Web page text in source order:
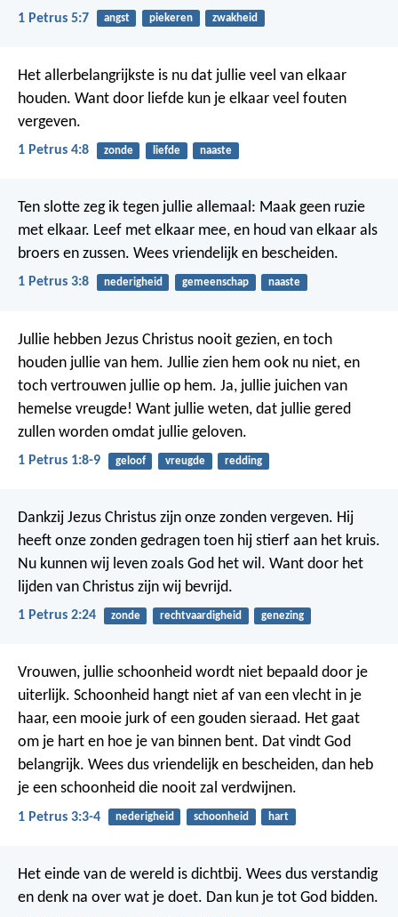
1 Petrus 5:7 angst piekeren zwakheid
Het allerbelangrijkste is nu dat jullie veel van elkaar
houden. Want door liefde kun je elkaar veel fouten
vergeven.
1 Petrus 4:8 zonde liefde naaste
Ten slotte zeg ik tegen jullie allemaal: Maak geen ruzie
met elkaar. Leef met elkaar mee, en houd van elkaar als
broers en zussen. Wees vriendelijk en bescheiden.
1 Petrus 3:8 nederigheid gemeenschap naaste
Jullie hebben Jezus Christus nooit gezien, en toch
houden jullie van hem. Jullie zien hem ook nu niet, en
toch vertrouwen jullie op hem. Ja, jullie juichen van
hemelse vreugde! Want jullie weten, dat jullie gered
zullen worden omdat jullie geloven.
1 Petrus 1:8-9 geloof vreugde redding
Dankzij Jezus Christus zijn onze zonden vergeven. Hij
heeft onze zonden gedragen toen hij stierf aan het kruis.
Nu kunnen wij leven zoals God het wil. Want door het
lijden van Christus zijn wij bevrijd.
1 Petrus 2:24 zonde rechtvaardigheid genezing
Vrouwen, jullie schoonheid wordt niet bepaald door je
uiterlijk. Schoonheid hangt niet af van een vlecht in je
haar, een mooie jurk of een gouden sieraad. Het gaat
om je hart en hoe je van binnen bent. Dat vindt God
belangrijk. Wees dus vriendelijk en bescheiden, dan heb
je een schoonheid die nooit zal verdwijnen.
1 Petrus 3:3-4 nederigheid schoonheid hart
Het einde van de wereld is dichtbij. Wees dus verstandig
en denk na over wat je doet. Dan kun je tot God bidden.